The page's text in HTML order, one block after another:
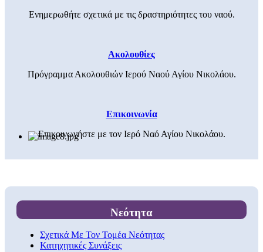
Ενημερωθήτε σχετικά με τις δραστηριότητες του ναού.
Ακολουθίες
Πρόγραμμα Ακολουθιών Ιερού Ναού Αγίου Νικολάου.
Επικοινωνία
Επικοινωνήστε με τον Ιερό Ναό Αγίου Νικολάου.
Νεότητα
Σχετικά Με Τον Τομέα Νεότητας
Κατηχητικές Συνάξεις